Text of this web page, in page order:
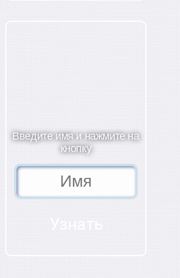
Введите имя и нажмите на
кнопку